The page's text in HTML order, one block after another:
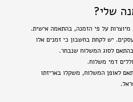
שלי?
מיוצרות על פי הזמנה, בהתאמה אישית.
הם כ-15 ימי עסקים. יש לקחת בחשבון כי זמנים אלו
לסוג המשלוח שנבחר.
דמי משלוח.
לאופן המשלוח, משקלו באריזתו